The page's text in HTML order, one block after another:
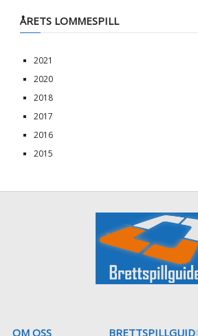
ÅRETS LOMMESPILL
2021
2020
2018
2017
2016
2015
OM OSS